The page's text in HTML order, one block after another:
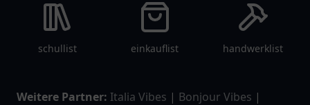
schullist einkauflist handwerklist
Weitere Partner: Italia Vibes | Bonjour Vibes |